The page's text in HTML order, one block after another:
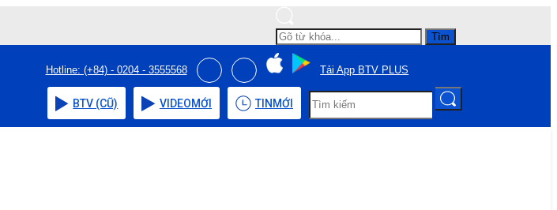
Tìm
Hotline: (+84) - 0204 - 3555568 Tải App BTV PLUS
BTV (CŨ) VIDEOMỚI TIN MỚI